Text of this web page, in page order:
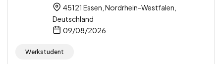
45121 Essen, Nordrhein-Westfalen,
Deutschland
09/08/2026
Werkstudent